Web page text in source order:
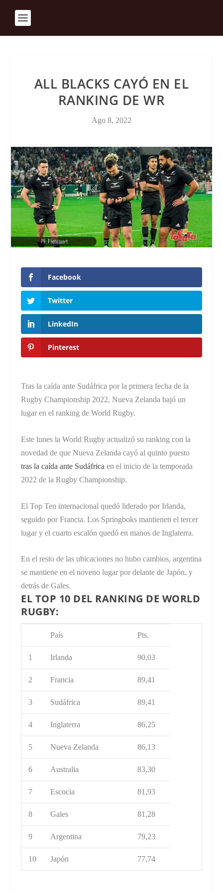
ALL BLACKS CAYÓ EN EL
RANKING DE WR
Ago 8, 2022
Facebook
Twitter
LinkedIn
Pinterest
Tras la caída ante Sudáfrica por la primera fecha de la
Rugby Championship 2022, Nueva Zelanda bajó un
lugar en el ranking de World Rugby.
Este lunes la World Rugby actualizó su ranking con la
novedad de que Nueva Zelanda cayó al quinto puesto
tras la caída ante Sudáfrica en el inicio de la temporada
2022 de la Rugby Championship.
El Top Ten internacional quedó liderado por Irlanda,
seguido por Francia. Los Springboks mantienen el tercer
lugar y el cuarto escalón quedó en manos de Inglaterra.
En el resto de las ubicaciones no hubo cambios, argentina
se mantiene en el noveno lugar por delante de Japón, y
detrás de Gales.
EL TOP 10 DEL RANKING DE WORLD
RUGBY:
País Pts.
1 Irlanda 90,03
2 Francia 89,41
3 Sudáfrica 89,41
4 Inglaterra 86,25
5 Nueva Zelanda 86,13
6 Australia 83,30
7 Escocia 81,93
8 Gales 81,28
9 Argentina 79,23
10 Japón 77,74